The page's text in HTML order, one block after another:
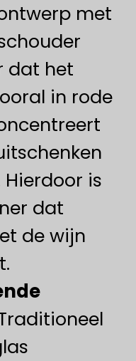
met
dat het
in rode
is
dat
de wijn